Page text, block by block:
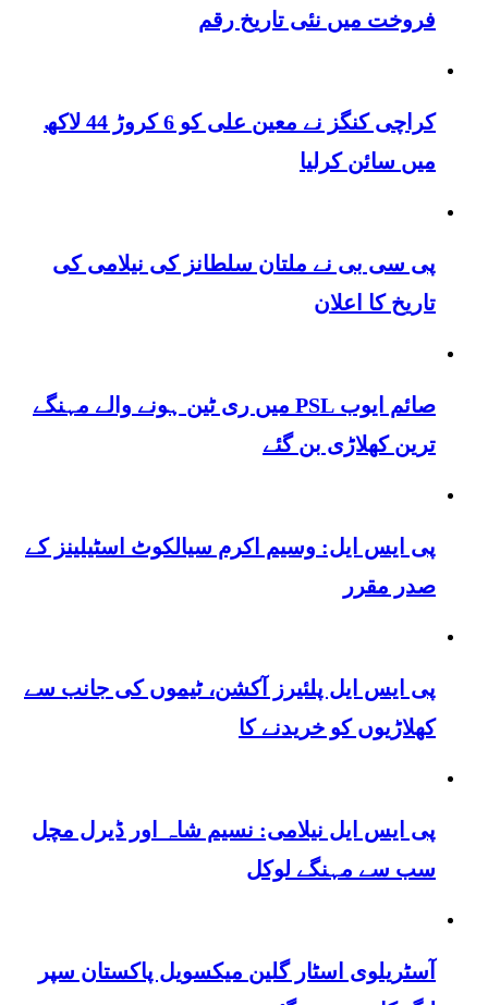
فروخت میں نئی تاریخ رقم
کراچی کنگز نے معین علی کو 6 کروڑ 44 لاکھ
میں سائن کرلیا
پی سی بی نے ملتان سلطانز کی نیلامی کی
تاریخ کا اعلان
صائم ایوب PSL میں ری ٹین ہونے والے مہنگے
ترین کھلاڑی بن گئے
پی ایس ایل: وسیم اکرم سیالکوٹ اسٹیلینز کے
صدر مقرر
پی ایس ایل پلئیرز آکشن، ٹیموں کی جانب سے
کھلاڑیوں کو خریدنے کا
پی ایس ایل نیلامی: نسیم شاہ اور ڈیرل مچل
سب سے مہنگے لوکل
آسٹریلوی اسٹار گلین میکسویل پاکستان سپر